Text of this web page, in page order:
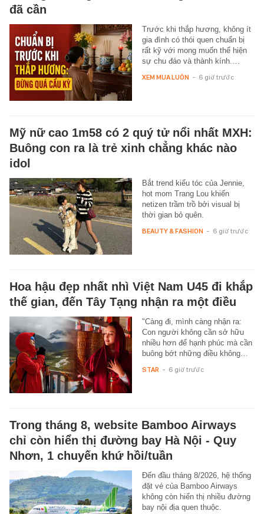
đã cần
Trước khi thắp hương, không ít
gia đình có thói quen chuẩn bị
rất kỹ với mong muốn thể hiện
sự chu đáo và thành kính.…
XEM MUA LUÔN - 6 giờ trước
Mỹ nữ cao 1m58 có 2 quý tử nổi nhất MXH:
Buông con ra là trẻ xinh chẳng khác nào
idol
Bắt trend kiểu tóc của Jennie,
hot mom Trang Lou khiến
netizen trầm trồ bởi visual bị
thời gian bỏ quên.
BEAUTY & FASHION - 6 giờ trước
Hoa hậu đẹp nhất nhì Việt Nam U45 đi khắp
thế gian, đến Tây Tạng nhận ra một điều
"Càng đi, mình càng nhận ra:
Con người không cần sở hữu
nhiều hơn để hạnh phúc mà cần
buông bớt những điều không…
STAR - 6 giờ trước
Trong tháng 8, website Bamboo Airways
chỉ còn hiển thị đường bay Hà Nội - Quy
Nhơn, 1 chuyến khứ hồi/tuần
Đến đầu tháng 8/2026, hệ thống
đặt vé của Bamboo Airways
không còn hiển thị nhiều đường
bay nội địa quen thuộc.